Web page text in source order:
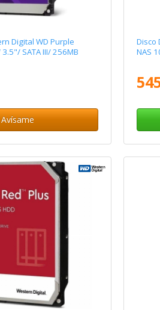
Digital WD Purple
SATA III/ 256MB
Avísame
Disco
NAS